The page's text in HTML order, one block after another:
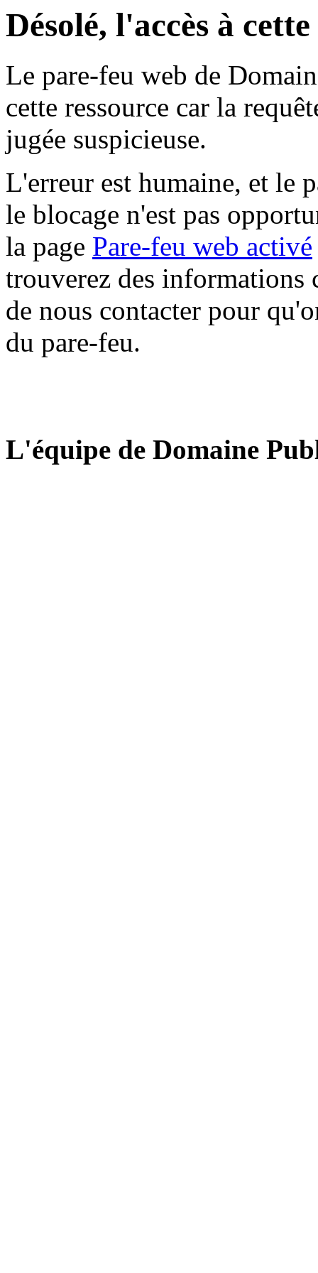
Désolé, l'accès à
Le pare-feu web de
cette ressource car la
jugée suspicieuse.
L'erreur est humaine, et le
le blocage n'est pas
la page Pare-feu web activé
trouverez des informations
de nous contacter pour
du pare-feu.
L'équipe de Domaine